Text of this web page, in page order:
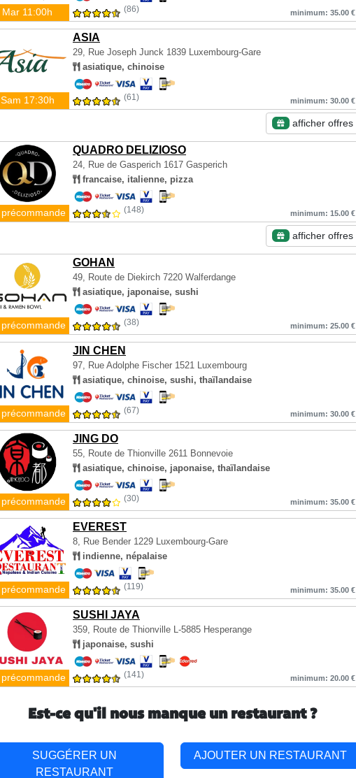
Mar 11:00h (86) minimum: 35.00 €
ASIA
29, Rue Joseph Junck 1839 Luxembourg-Gare
asiatique, chinoise
Sam 17:30h (61) minimum: 30.00 €
afficher offres
QUADRO DELIZIOSO
24, Rue de Gasperich 1617 Gasperich
francaise, italienne, pizza
précommande (148) minimum: 15.00 €
afficher offres
GOHAN
49, Route de Diekirch 7220 Walferdange
asiatique, japonaise, sushi
précommande (38) minimum: 25.00 €
JIN CHEN
97, Rue Adolphe Fischer 1521 Luxembourg
asiatique, chinoise, sushi, thaïlandaise
précommande (67) minimum: 30.00 €
JING DO
55, Route de Thionville 2611 Bonnevoie
asiatique, chinoise, japonaise, thaïlandaise
précommande (30) minimum: 35.00 €
EVEREST
8, Rue Bender 1229 Luxembourg-Gare
indienne, népalaise
précommande (119) minimum: 35.00 €
SUSHI JAYA
359, Route de Thionville L-5885 Hesperange
japonaise, sushi
précommande (141) minimum: 20.00 €
Est-ce qu'il nous manque un restaurant ?
SUGGÉRER UN
RESTAURANT
AJOUTER UN RESTAURANT